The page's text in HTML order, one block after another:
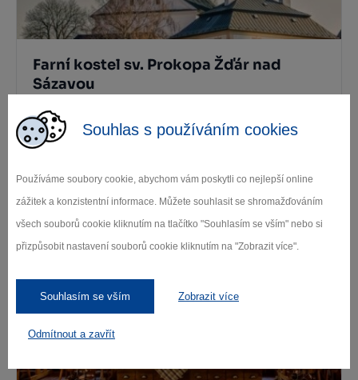
Souhlas s používáním cookies
Používáme soubory cookie, abychom vám poskytli co nejlepší online
zážitek a konzistentní informace. Můžete souhlasit se shromažďováním
všech souborů cookie kliknutím na tlačítko "Souhlasím se vším" nebo si
přizpůsobit nastavení souborů cookie kliknutím na "Zobrazit více".
Souhlasím se vším Zobrazit více
Odmítnout a zavřít
Farní kostel sv. Prokopa Žďár nad
Sázavou
Žďár nad Sázavou
Další památky
Kde se najíst